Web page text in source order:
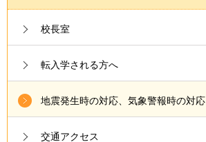
校長室
転入学される方へ
地震発生時の対応、気象警報時の対応
交通アクセス